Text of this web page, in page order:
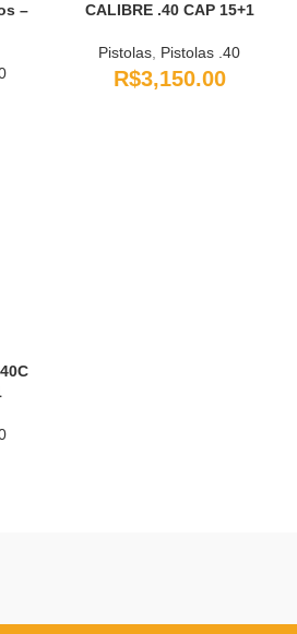
–
CALIBRE .40 CAP 15+1
Pistolas Pistolas .40
R$3,150.00